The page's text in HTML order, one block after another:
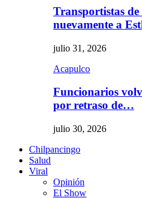
Transportistas
nuevamente a
julio 31, 2026
Acapulco
Funcionarios
por retraso de…
julio 30, 2026
Chilpancingo
Salud
Viral
Opinión
El Show